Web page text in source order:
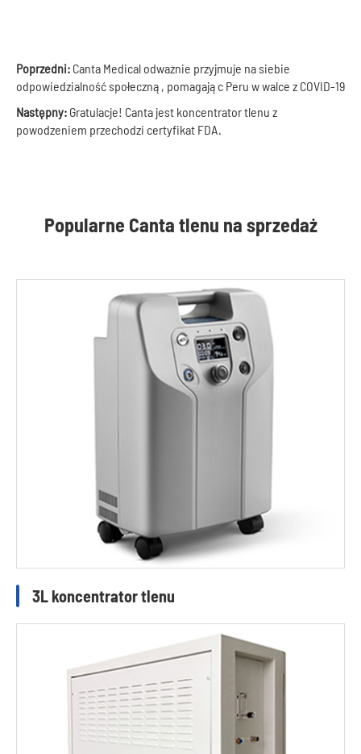
Poprzedni: Canta Medical odważnie przyjmuje na siebie
odpowiedzialność społeczną, pomagając Peru w walce z COVID-19
Następny: Gratulacje! Canta jest koncentrator tlenu z
powodzeniem przechodzi certyfikat FDA.
Popularne Canta tlenu na sprzedaż
3L koncentrator tlenu